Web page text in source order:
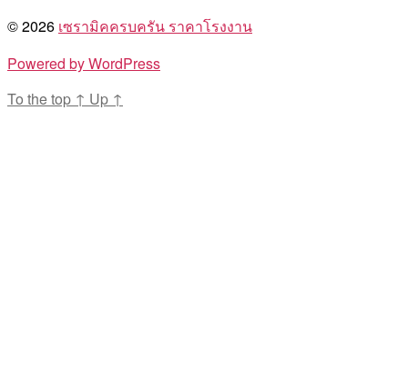
© 2026 เซรามิคครบครัน ราคาโรงงาน
Powered by WordPress
To the top ↑ Up ↑